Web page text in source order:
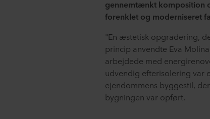
gennemtænkt komposition
forenklet og moderniseret
"En æstetisk opgradering,
princip anvendte Eva
arbejdede med
udvendig efterisolering var
ejendommens byggestil,
bygningen var opført.